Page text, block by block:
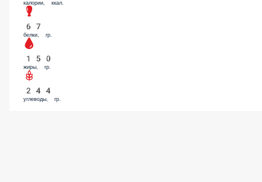
калории, ккал.
67
белки, гр.
150
жиры, гр.
244
углеводы, гр.